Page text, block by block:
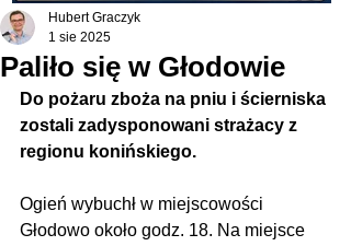
Paliło się w Głodowie
Hubert Graczyk
1 sie 2025
Do pożaru zboża na pniu i ścierniska
zostali zadysponowani strażacy z
regionu konińskiego.
Ogień wybuchł w miejscowości
Głodowo około godz. 18. Na miejsce